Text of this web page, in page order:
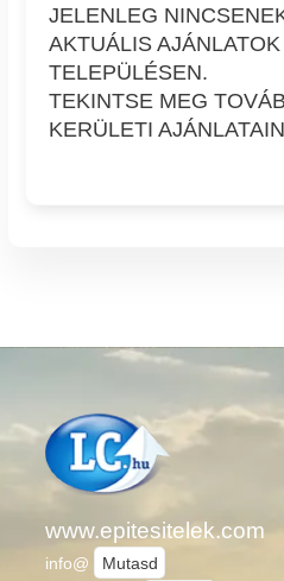
JELENLEG
AKTUÁLIS
TELEPÜLÉSEN.
TEKINTSE MEG
KERÜLETI
www.epitesitelek.com
info@
Mutasd